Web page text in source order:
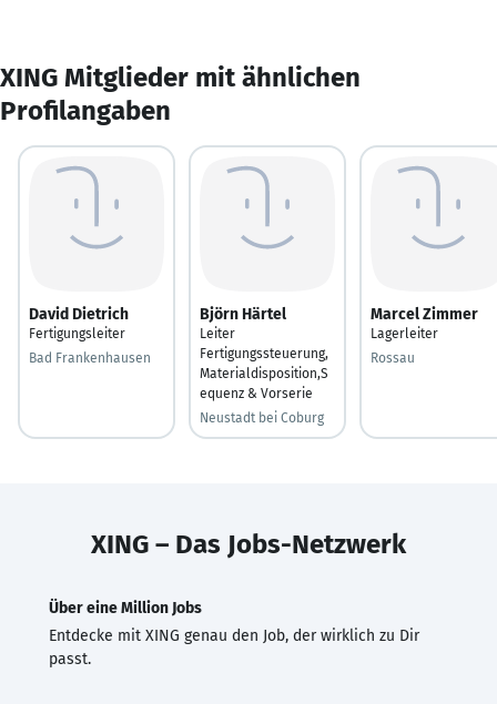
XING Mitglieder mit ähnlichen
Profilangaben
David Dietrich
Fertigungsleiter
Bad Frankenhausen
Björn Härtel
Leiter
Fertigungssteuerung,
Materialdisposition,S
equenz & Vorserie
Neustadt bei Coburg
Marcel Zimmer
Lagerleiter
Rossau
XING – Das Jobs-Netzwerk
Über eine Million Jobs
Entdecke mit XING genau den Job, der wirklich zu Dir
passt.